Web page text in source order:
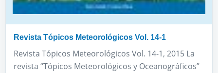
Revista Tópicos Meteorológicos Vol. 14-1
Revista Tópicos Meteorológicos Vol. 14-1, 2015 La
revista “Tópicos Meteorológicos y Oceanográficos”